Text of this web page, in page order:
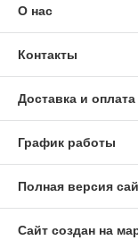
О нас
Контакты
Доставка и оплата
График работы
Полная версия
Сайт создан на